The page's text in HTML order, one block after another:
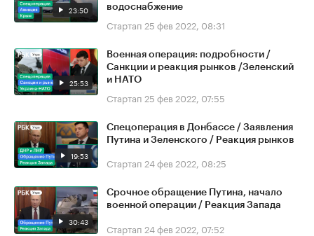
23:50
водоснабжение
Стартап 25 фев 2022, 08:31
25:53
Военная операция: подробности /
Санкции и реакция рынков /Зеленский
и НАТО
Стартап 25 фев 2022, 07:55
19:53
Спецоперация в Донбассе / Заявления
Путина и Зеленского / Реакция рынков
Стартап 24 фев 2022, 08:25
30:43
Срочное обращение Путина, начало
военной операции / Реакция Запада
Стартап 24 фев 2022, 07:52